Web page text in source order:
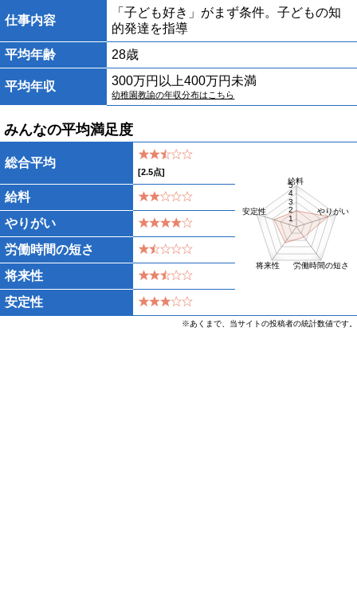
仕事内容
「子ども好き」がまず条件。子どもの知
的発達を指導
平均年齢
28歳
平均年収 300万円以上400万円未満
幼稚園教諭の年収分布はこちら
みんなの平均満足度
総合平均
[2.5点]
1
2
3
4
5
給料
やりがい
労働時間の短さ
将来性
安定性
給料
やりがい
労働時間の短さ
将来性
安定性
※あくまで、当サイトの投稿者の統計数値です。